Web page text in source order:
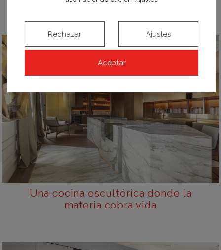
Una cocina escultórica donde la
materia cobra vida
Aceptar
Rechazar Ajustes